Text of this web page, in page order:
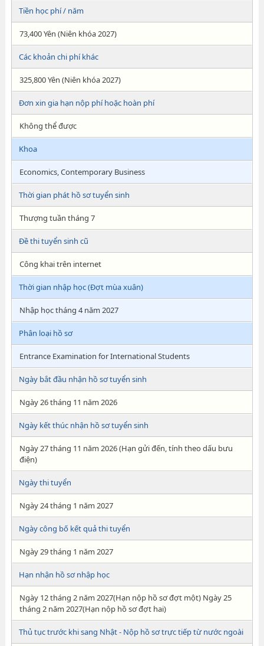
Tiền học phí / năm
73,400 Yên (Niên khóa 2027)
Các khoản chi phí khác
325,800 Yên (Niên khóa 2027)
Đơn xin gia hạn nộp phí hoặc hoàn phí
Không thể được
Khoa
Economics, Contemporary Business
Thời gian phát hồ sơ tuyển sinh
Thượng tuần tháng 7
Đề thi tuyển sinh cũ
Công khai trên internet
Thời gian nhập học (Đợt mùa xuân)
Nhập học tháng 4 năm 2027
Phân loại hồ sơ
Entrance Examination for International Students
Ngày bắt đầu nhận hồ sơ tuyển sinh
Ngày 26 tháng 11 năm 2026
Ngày kết thúc nhận hồ sơ tuyển sinh
Ngày 27 tháng 11 năm 2026 (Hạn gửi đến, tính theo dấu bưu
điện)
Ngày thi tuyển
Ngày 24 tháng 1 năm 2027
Ngày công bố kết quả thi tuyển
Ngày 29 tháng 1 năm 2027
Hạn nhận hồ sơ nhập học
Ngày 12 tháng 2 năm 2027(Hạn nộp hồ sơ đợt một) Ngày 25
tháng 2 năm 2027(Hạn nộp hồ sơ đợt hai)
Thủ tục trước khi sang Nhật - Nộp hồ sơ trực tiếp từ nước ngoài